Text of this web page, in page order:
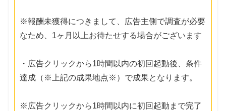
※報酬未獲得につきまして、広告主側で調査が必要
なため、1ヶ月以上お待たせする場合がございます
・広告クリックから1時間以内の初回起動後、条件
達成（※上記の成果地点※）で成果となります。
※広告クリックから1時間以内に初回起動まで完了